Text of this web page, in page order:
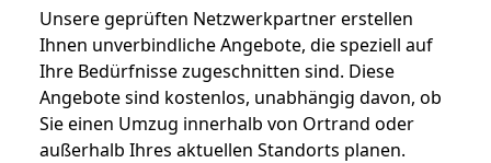
Unsere geprüften Netzwerkpartner erstellen
Ihnen unverbindliche Angebote, die speziell auf
Ihre Bedürfnisse zugeschnitten sind. Diese
Angebote sind kostenlos, unabhängig davon, ob
Sie einen Umzug innerhalb von Ortrand oder
außerhalb Ihres aktuellen Standorts planen.